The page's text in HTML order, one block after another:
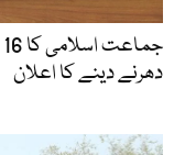
دھرنے دینے کا اعلان